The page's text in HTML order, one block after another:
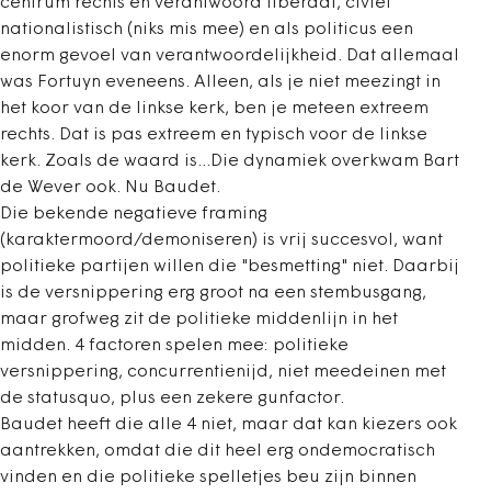
nationalistisch (niks mis mee) en als politicus een
enorm gevoel van verantwoordelijkheid. Dat allemaal
was Fortuyn eveneens. Alleen, als je niet meezingt in
het koor van de linkse kerk, ben je meteen extreem
rechts. Dat is pas extreem en typisch voor de linkse
kerk. Zoals de waard is...Die dynamiek overkwam Bart
de Wever ook. Nu Baudet.
Die bekende negatieve framing
(karaktermoord/demoniseren) is vrij succesvol, want
politieke partijen willen die "besmetting" niet. Daarbij
is de versnippering erg groot na een stembusgang,
maar grofweg zit de politieke middenlijn in het
midden. 4 factoren spelen mee: politieke
versnippering, concurrentienijd, niet meedeinen met
de statusquo, plus een zekere gunfactor.
Baudet heeft die alle 4 niet, maar dat kan kiezers ook
aantrekken, omdat die dit heel erg ondemocratisch
vinden en die politieke spelletjes beu zijn binnen